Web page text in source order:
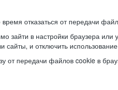
отказаться от передачи
зайти в настройки браузера или
сайты, и отключить
от передачи файлов cookie в